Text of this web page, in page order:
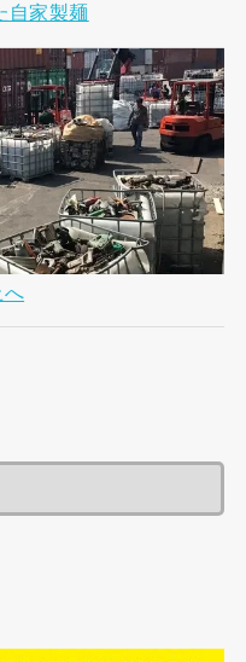
自家製麺
へ